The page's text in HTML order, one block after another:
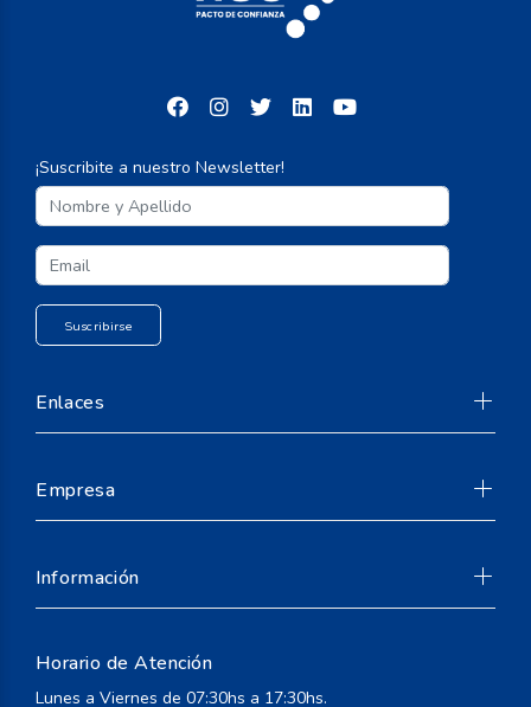
¡Suscribite a nuestro Newsletter!
Suscribirse
Enlaces
Empresa
Información
Horario de Atención
Lunes a Viernes de 07:30hs a 17:30hs.